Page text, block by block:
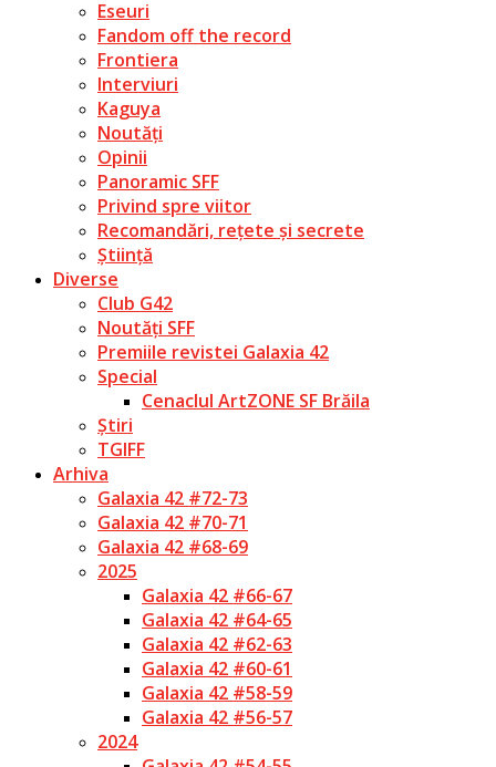
Eseuri
Fandom off the record
Frontiera
Interviuri
Kaguya
Noutăți
Opinii
Panoramic SFF
Privind spre viitor
Recomandări, rețete și secrete
Știință
Diverse
Club G42
Noutăți SFF
Premiile revistei Galaxia 42
Special
Cenaclul ArtZONE SF Brăila
Știri
TGIFF
Arhiva
Galaxia 42 #72-73
Galaxia 42 #70-71
Galaxia 42 #68-69
2025
Galaxia 42 #66-67
Galaxia 42 #64-65
Galaxia 42 #62-63
Galaxia 42 #60-61
Galaxia 42 #58-59
Galaxia 42 #56-57
2024